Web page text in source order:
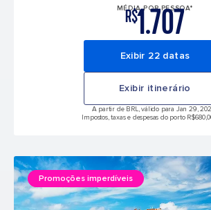
MÉDIA POR PESSOA*
R$1.707
Exibir 22 datas
Exibir itinerário
A partir de BRL, válido para Jan 29,
Impostos, taxas e despesas do porto
Promoções imperdíveis